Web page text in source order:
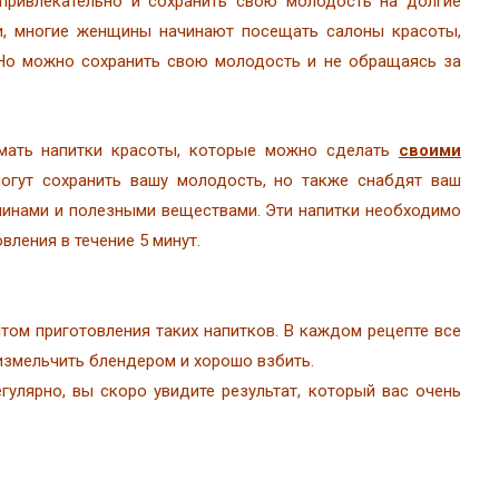
многие женщины начинают посещать салоны красоты,
можно сохранить свою молодость и не обращаясь за
напитки красоты, которые можно сделать своими
сохранить вашу молодость, но также снабдят ваш
и полезными веществами. Эти напитки необходимо
в течение 5 минут.
приготовления таких напитков. В каждом рецепте все
блендером и хорошо взбить.
вы скоро увидите результат, который вас очень